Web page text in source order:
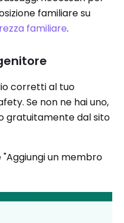
familiare su
familiare.
corretti al tuo
Se non ne hai uno,
gratuitamente dal sito
"Aggiungi un membro